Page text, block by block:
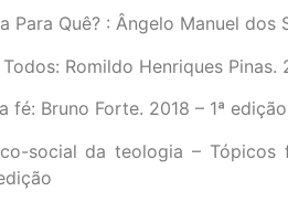
Para Quê? : Ângelo Manuel dos
Romildo Henriques Pinas.
fé: Bruno Forte. 2018 – 1ª edição
social da teologia – Tópicos